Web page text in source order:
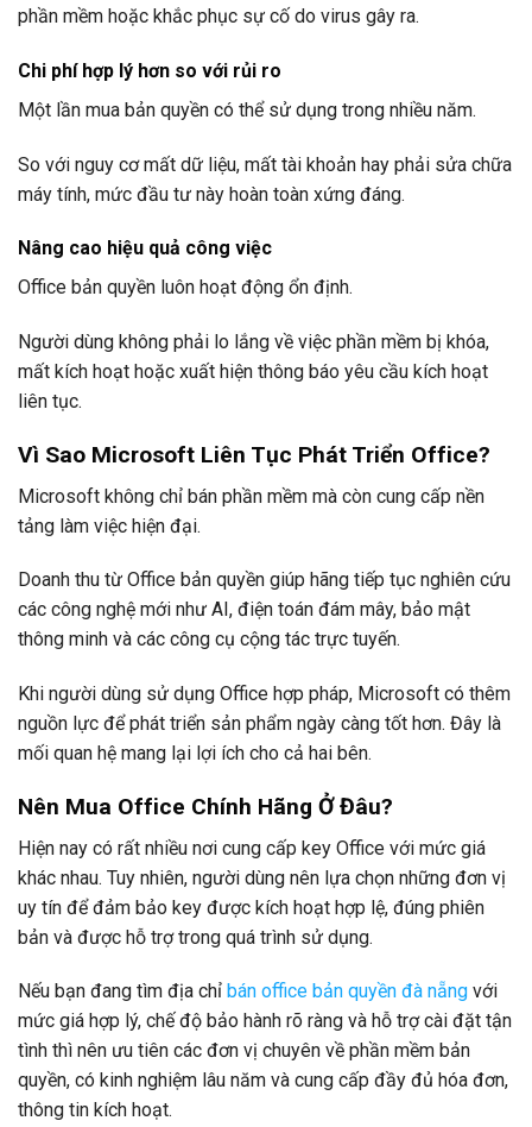
phần mềm hoặc khắc phục sự cố do virus gây ra.
Chi phí hợp lý hơn so với rủi ro
Một lần mua bản quyền có thể sử dụng trong nhiều năm.
So với nguy cơ mất dữ liệu, mất tài khoản hay phải sửa chữa
máy tính, mức đầu tư này hoàn toàn xứng đáng.
Nâng cao hiệu quả công việc
Office bản quyền luôn hoạt động ổn định.
Người dùng không phải lo lắng về việc phần mềm bị khóa,
mất kích hoạt hoặc xuất hiện thông báo yêu cầu kích hoạt
liên tục.
Vì Sao Microsoft Liên Tục Phát Triển Office?
Microsoft không chỉ bán phần mềm mà còn cung cấp nền
tảng làm việc hiện đại.
Doanh thu từ Office bản quyền giúp hãng tiếp tục nghiên cứu
các công nghệ mới như AI, điện toán đám mây, bảo mật
thông minh và các công cụ cộng tác trực tuyến.
Khi người dùng sử dụng Office hợp pháp, Microsoft có thêm
nguồn lực để phát triển sản phẩm ngày càng tốt hơn. Đây là
mối quan hệ mang lại lợi ích cho cả hai bên.
Nên Mua Office Chính Hãng Ở Đâu?
Hiện nay có rất nhiều nơi cung cấp key Office với mức giá
khác nhau. Tuy nhiên, người dùng nên lựa chọn những đơn vị
uy tín để đảm bảo key được kích hoạt hợp lệ, đúng phiên
bản và được hỗ trợ trong quá trình sử dụng.
Nếu bạn đang tìm địa chỉ bán office bản quyền đà nẵng với
mức giá hợp lý, chế độ bảo hành rõ ràng và hỗ trợ cài đặt tận
tình thì nên ưu tiên các đơn vị chuyên về phần mềm bản
quyền, có kinh nghiệm lâu năm và cung cấp đầy đủ hóa đơn,
thông tin kích hoạt.